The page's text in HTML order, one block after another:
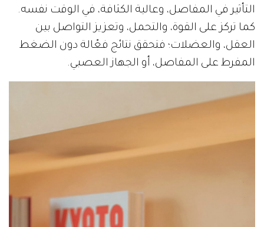
التأثير في المفاصل، وعالية الكثافة، في الوقت نفسه.
كما تركز على القوة، والتحمل، وتعزيز التواصل بين
العقل، والعضلات؛ فتحقق نتائج فعّالة دون الضغط
المفرط على المفاصل، أو الجهاز العصبي.